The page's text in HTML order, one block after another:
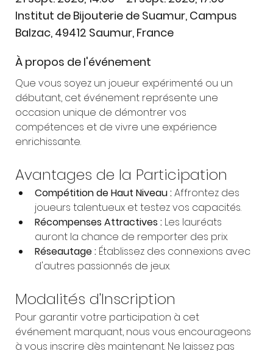
Institut de Bijouterie de Suamur, Campus
Balzac, 49412 Saumur, France
À propos de l'événement
Que vous soyez un joueur expérimenté ou un
débutant, cet événement représente une
occasion unique de démontrer vos
compétences et de vivre une expérience
enrichissante.
Avantages de la Participation
Compétition de Haut Niveau : Affrontez des
joueurs talentueux et testez vos capacités.
Récompenses Attractives : Les lauréats
auront la chance de remporter des prix.
Réseautage : Établissez des connexions avec
d'autres passionnés de jeux.
Modalités d'Inscription
Pour garantir votre participation à cet
événement marquant, nous vous encourageons
à vous inscrire dès maintenant. Ne laissez pas